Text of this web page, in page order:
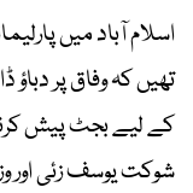
اسلام آباد میں
کے لیے بجٹ پیش
شوکت یوسف زئی اور